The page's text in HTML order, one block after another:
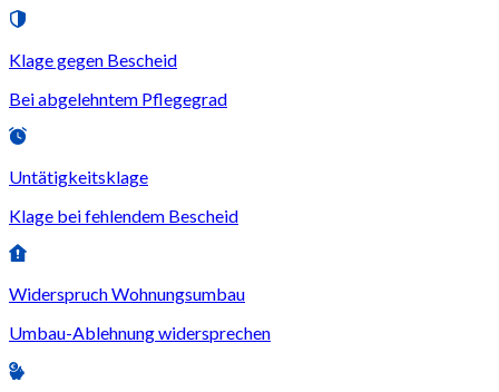
Klage gegen Bescheid
Bei abgelehntem Pflegegrad
Untätigkeitsklage
Klage bei fehlendem Bescheid
Widerspruch Wohnungsumbau
Umbau-Ablehnung widersprechen